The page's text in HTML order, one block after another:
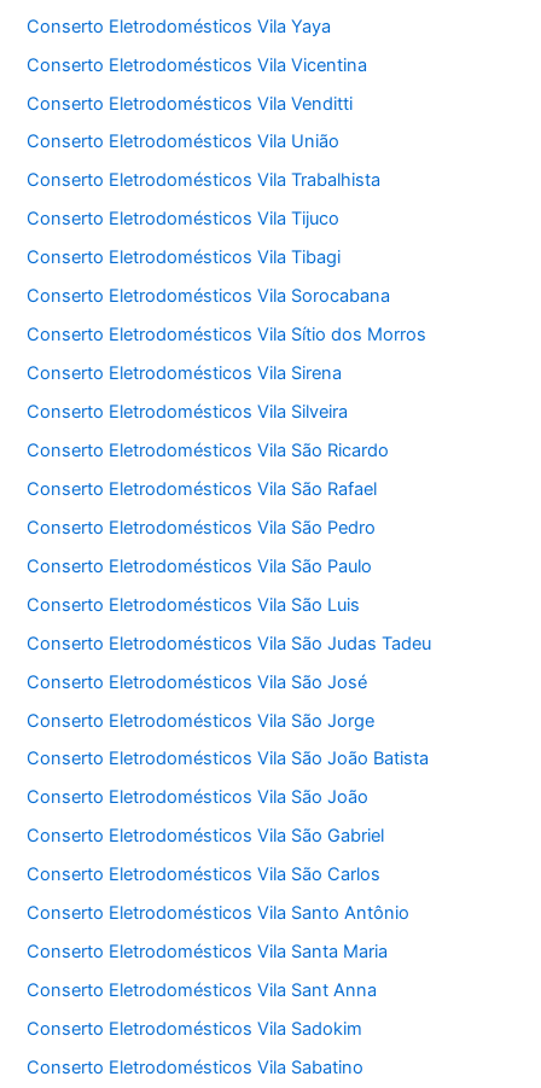
Conserto Eletrodomésticos Vila Yaya
Conserto Eletrodomésticos Vila Vicentina
Conserto Eletrodomésticos Vila Venditti
Conserto Eletrodomésticos Vila União
Conserto Eletrodomésticos Vila Trabalhista
Conserto Eletrodomésticos Vila Tijuco
Conserto Eletrodomésticos Vila Tibagi
Conserto Eletrodomésticos Vila Sorocabana
Conserto Eletrodomésticos Vila Sítio dos Morros
Conserto Eletrodomésticos Vila Sirena
Conserto Eletrodomésticos Vila Silveira
Conserto Eletrodomésticos Vila São Ricardo
Conserto Eletrodomésticos Vila São Rafael
Conserto Eletrodomésticos Vila São Pedro
Conserto Eletrodomésticos Vila São Paulo
Conserto Eletrodomésticos Vila São Luis
Conserto Eletrodomésticos Vila São Judas Tadeu
Conserto Eletrodomésticos Vila São José
Conserto Eletrodomésticos Vila São Jorge
Conserto Eletrodomésticos Vila São João Batista
Conserto Eletrodomésticos Vila São João
Conserto Eletrodomésticos Vila São Gabriel
Conserto Eletrodomésticos Vila São Carlos
Conserto Eletrodomésticos Vila Santo Antônio
Conserto Eletrodomésticos Vila Santa Maria
Conserto Eletrodomésticos Vila Sant Anna
Conserto Eletrodomésticos Vila Sadokim
Conserto Eletrodomésticos Vila Sabatino